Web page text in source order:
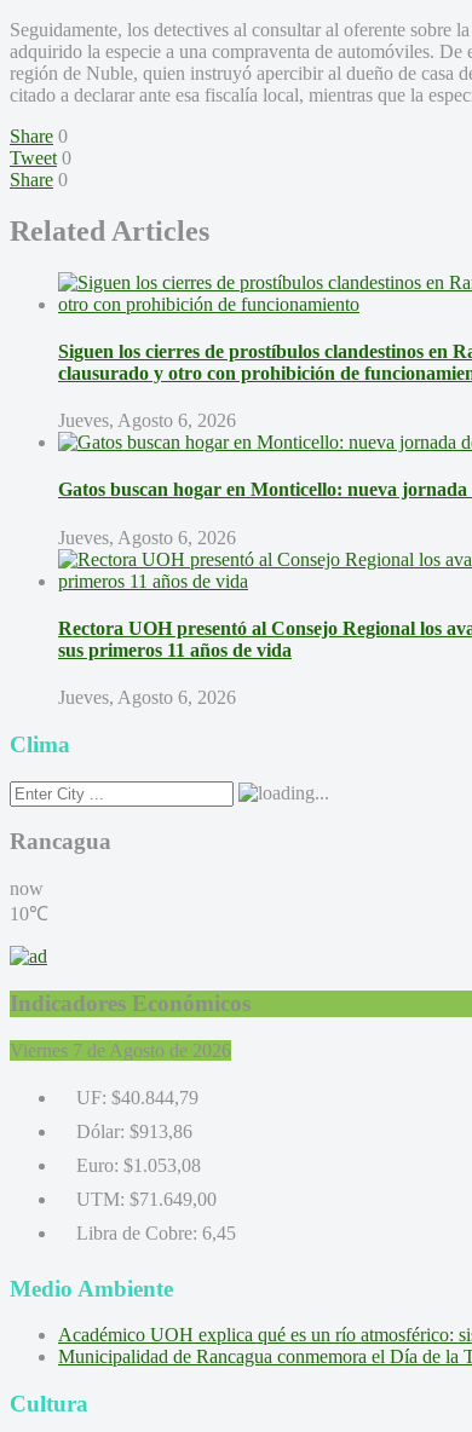
Seguidamente, los detectives al consultar al oferente sobre
adquirido la especie a una compraventa de automóviles.
región de Nuble, quien instruyó apercibir al dueño de casa
citado a declarar ante esa fiscalía local, mientras que la
Share 0
Tweet 0
Share 0
Related Articles
Siguen los cierres de prostíbulos clandestinos en
clausurado y otro con prohibición de
Jueves, Agosto 6, 2026
Gatos buscan hogar en Monticello: nueva
Jueves, Agosto 6, 2026
Rectora UOH presentó al Consejo Regional los
sus primeros 11 años de vida
Jueves, Agosto 6, 2026
Clima
Rancagua
now
10℃
Indicadores Económicos
Viernes 7 de Agosto de 2026
UF: $40.844,79
Dólar: $913,86
Euro: $1.053,08
UTM: $71.649,00
Libra de Cobre: 6,45
Medio Ambiente
Académico UOH explica qué es un río atmosférico:
Municipalidad de Rancagua conmemora el Día de la
Cultura